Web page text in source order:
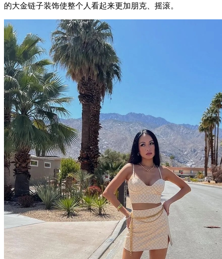
的大金链子装饰使整个人看起来更加朋克、摇滚。